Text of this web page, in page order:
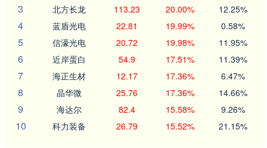
3 北方长龙 113.23 20.00% 12.25%
4 蓝盾光电 22.81 19.99% 0.58%
5 信濠光电 20.72 19.98% 11.95%
6 近岸蛋白 54.9 17.51% 11.39%
7 海正生材 12.17 17.36% 6.47%
8 晶华微 25.76 17.36% 14.66%
9 海达尔 82.4 15.58% 9.26%
10 科力装备 26.79 15.52% 21.15%